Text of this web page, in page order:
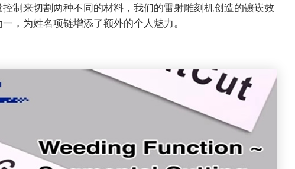
制来切割两种不同的材料，我们的雷射雕刻机创造的镶崁效
，为姓名项链增添了额外的个人魅力。